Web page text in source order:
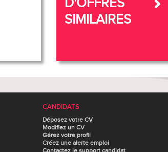
D'OFFRES
SIMILAIRES
CANDIDATS
Déposez votre CV
Modifiez un CV
Gérez votre profil
Créez une alerte emploi
Contactez le support candidat